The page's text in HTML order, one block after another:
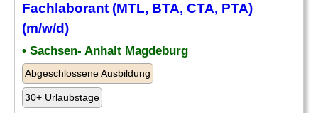
Fachlaborant (MTL, BTA, CTA, PTA)
(m/w/d)
• Sachsen- Anhalt Magdeburg
Abgeschlossene Ausbildung
30+ Urlaubstage